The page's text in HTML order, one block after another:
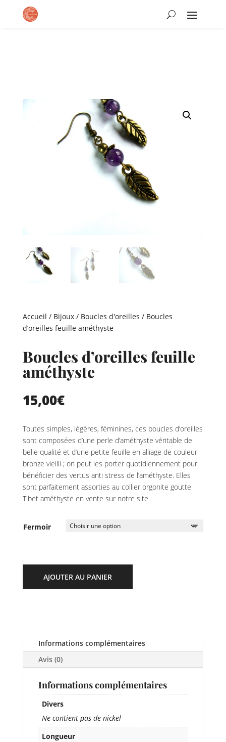
Accueil / Bijoux/ Boucles d'oreilles / Boucles
d’oreilles feuille améthyste
Boucles d’oreilles feuille
améthyste
15,00€
Toutes simples, légères, féminines, ces boucles d’oreilles
sont composées d’une perle d’améthyste véritable de
belle qualité et d’une petite feuille en alliage de couleur
bronze vieilli ; on peut les porter quotidiennement pour
bénéficier des vertus anti stress de l’améthyste. Elles
sont parfaitement assorties au collier orgonite goutte
Tibet améthyste en vente sur notre site.
Fermoir
AJOUTER AU PANIER
Informations complémentaires
Avis (0)
Informations complémentaires
Divers
Ne contient pas de nickel
Longueur